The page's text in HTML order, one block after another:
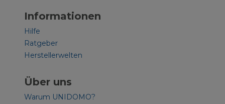
Informationen
Hilfe
Ratgeber
Herstellerwelten
Über uns
Warum UNIDOMO?